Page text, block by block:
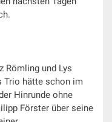
Römling und Lys
Trio hätte schon im
Hinrunde ohne
Förster über seine